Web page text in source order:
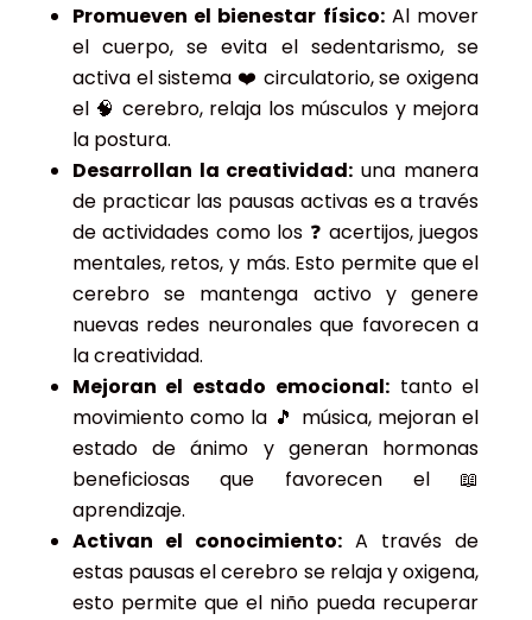
Promueven el bienestar físico:Al mover
el cuerpo, se evita el sedentarismo, se
activa el sistema ❤️ circulatorio, se oxigena
el 🧠 cerebro, relaja los músculos y mejora
la postura.
Desarrollan la creatividad: una manera
de practicar las pausas activas es a través
de actividades como los ❓ acertijos, juegos
mentales, retos, y más. Esto permite que el
cerebro se mantenga activo y genere
nuevas redes neuronales que favorecen a
la creatividad.
Mejoran el estado emocional:tanto el
movimiento como la 🎵 música, mejoran el
estado de ánimo y generan hormonas
beneficiosas que favorecen el 📖
aprendizaje.
Activan el conocimiento:A través de
estas pausas el cerebro se relaja y oxigena,
esto permite que el niño pueda recuperar